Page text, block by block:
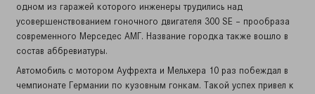
одном из гаражей которого инженеры трудились над
усовершенствованием гоночного двигателя 300 SE – прообраза
современного Мерседес АМГ. Название городка также вошло в
состав аббревиатуры.
Автомобиль с мотором Ауфрехта и Мельхера 10 раз побеждал в
чемпионате Германии по кузовным гонкам. Такой успех привел к